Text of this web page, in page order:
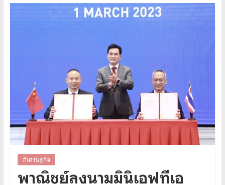
#เศรษฐกิจ
พาณิชย์ลงนามมินิเอฟทีเอ